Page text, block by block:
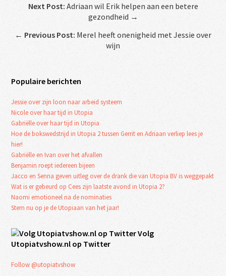
Next Post: Adriaan wil Erik helpen aan een betere
gezondheid →
← Previous Post: Merel heeft onenigheid met Jessie over
wijn
Populaire berichten
Jessie over zijn loon naar arbeid systeem
Nicole over haar tijd in Utopia
Gabriëlle over haar tijd in Utopia
Hoe de bokswedstrijd in Utopia 2 tussen Gerrit en Adriaan verliep lees je
hier!
Gabriëlle en Ivan over het afvallen
Benjamin roept iedereen bijeen
Jacco en Senna geven uitleg over de drank die van Utopia BV is weggepakt
Wat is er gebeurd op Cees zijn laatste avond in Utopia 2?
Naomi emotioneel na de nominaties
Stem nu op je de Utopiaan van het jaar!
Volg
Utopiatvshow.nl op Twitter
Follow @utopiatvshow